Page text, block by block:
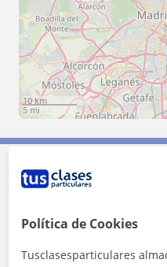
10 km
5 mi
Contacta con Clara
Tarifa
Política de Cookies
Tusclasesparticulares